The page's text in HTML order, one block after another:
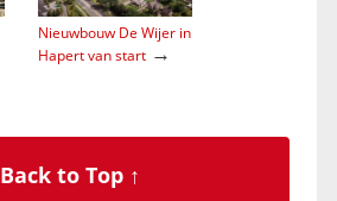
Nieuwbouw De Wijer in
Hapert van start→
Back to Top ↑